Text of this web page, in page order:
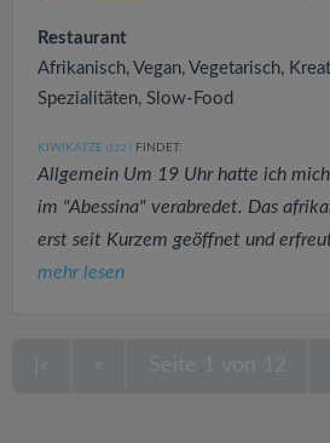
Restaurant
Afrikanisch, Vegan, Vegetarisch,
Spezialitäten, Slow-Food
KIWIKATZE (122 ) FINDET:
Allgemein Um 19 Uhr hatte ich
im "Abessina" verabredet. Das
erst seit Kurzem geöffnet und
mehr lesen